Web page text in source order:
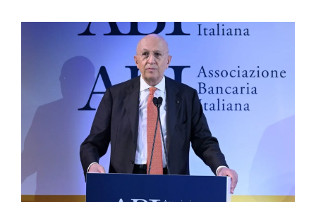
riguardano le novità nella disciplina internazionale e
nazionale, e forniscono informazioni su
eventuali consultazioni pubbliche e su pronunce di
particolare rilevanza emesse nell’esercizio
dell’attività giurisdizionale. In questo numero
l’approfondimento è dedicato, in particolare: alla
recente normativa della UE sugli obblighi
antiriciclaggio (c.d. AML Package), tra cui il
Regolamento Antiriciclaggio e la Direttiva AML;
all’AMLA, ovvero alla nuova Autorità europea che